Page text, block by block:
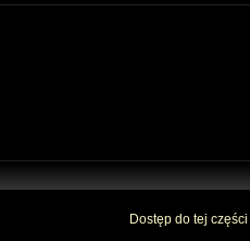
Dostęp do tej